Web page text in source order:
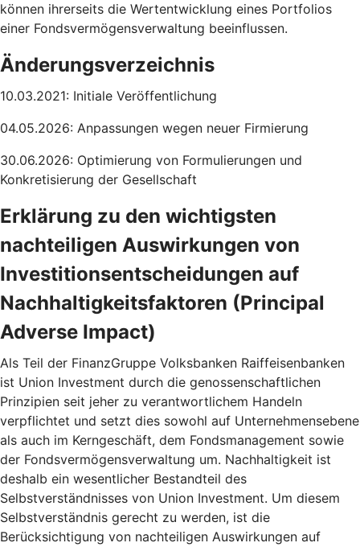
können ihrerseits die Wertentwicklung eines Portfolios
einer Fondsvermögensverwaltung beeinflussen.
Änderungsverzeichnis
10.03.2021: Initiale Veröffentlichung
04.05.2026: Anpassungen wegen neuer Firmierung
30.06.2026: Optimierung von Formulierungen und
Konkretisierung der Gesellschaft
Erklärung zu den wichtigsten
nachteiligen Auswirkungen von
Investitionsentscheidungen auf
Nachhaltigkeitsfaktoren (Principal
Adverse Impact)
Als Teil der FinanzGruppe Volksbanken Raiffeisenbanken
ist Union Investment durch die genossenschaftlichen
Prinzipien seit jeher zu verantwortlichem Handeln
verpflichtet und setzt dies sowohl auf Unternehmensebene
als auch im Kerngeschäft, dem Fondsmanagement sowie
der Fondsvermögensverwaltung um. Nachhaltigkeit ist
deshalb ein wesentlicher Bestandteil des
Selbstverständnisses von Union Investment. Um diesem
Selbstverständnis gerecht zu werden, ist die
Berücksichtigung von nachteiligen Auswirkungen auf